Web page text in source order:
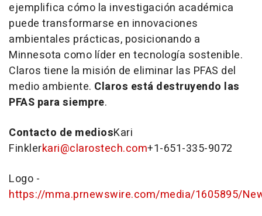
ejemplifica cómo la investigación académica
puede transformarse en innovaciones
ambientales prácticas, posicionando a
Minnesota como líder en tecnología sostenible.
Claros tiene la misión de eliminar las PFAS del
medio ambiente. Claros está destruyendo las
PFAS para siempre.
Contacto de mediosKari
Finklerkari@clarostech.com+1-651-335-9072
Logo -
https://mma.prnewswire.com/media/1605895/